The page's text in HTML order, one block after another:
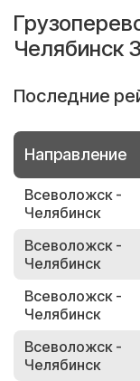
Челябинск
Последние
Направление
Всеволожск -
Челябинск
Всеволожск -
Челябинск
Всеволожск -
Челябинск
Всеволожск -
Челябинск